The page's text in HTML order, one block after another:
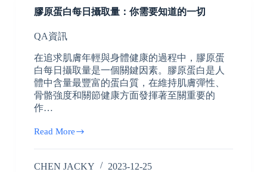
膠原蛋白每日攝取量：你需要知道的一切
QA資訊
在追求肌膚年輕與身體健康的過程中，膠原蛋
白每日攝取量是一個關鍵因素。膠原蛋白是人
體中含量最豐富的蛋白質，在維持肌膚彈性、
骨骼強度和關節健康方面發揮著至關重要的
作…
Read More
CHEN JACKY 2023-12-25